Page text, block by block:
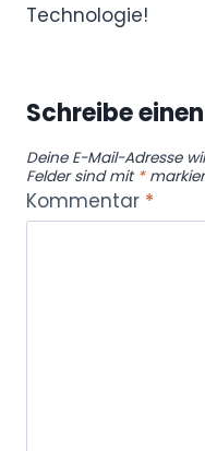
Technologie!
Schreibe
Deine E-Mail-Adresse
Felder sind mit *
Kommentar *